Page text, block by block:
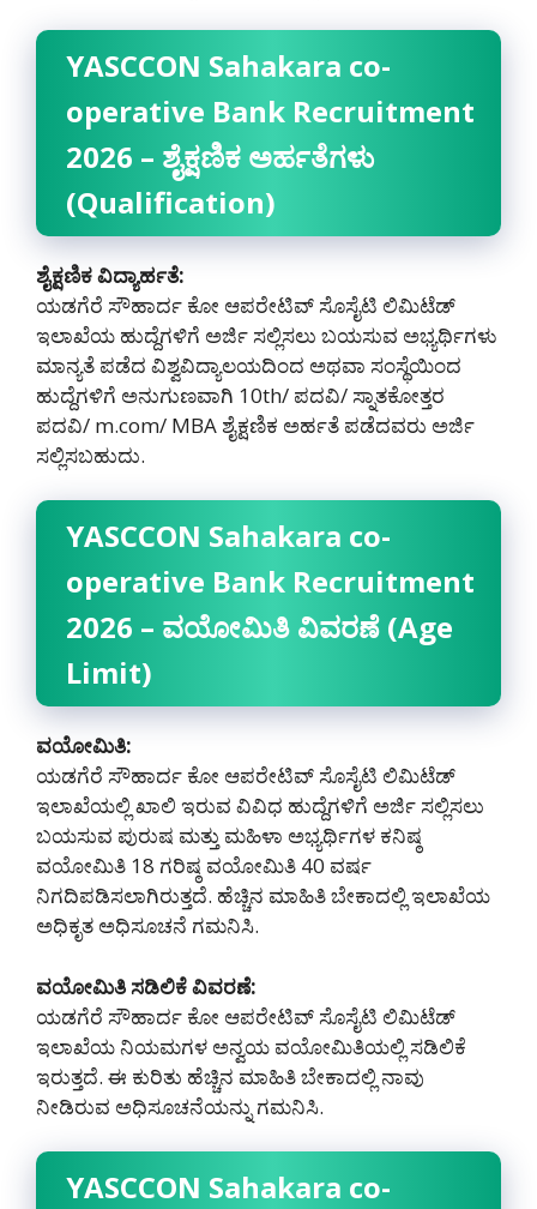
YASCCON Sahakara co-
operative Bank Recruitment
2026 – ಶೈಕ್ಷಣಿಕ ಅರ್ಹತೆಗಳು
(Qualification)
ಶೈಕ್ಷಣಿಕ ವಿದ್ಯಾರ್ಹತೆ:
ಯಡಗೆರೆ ಸೌಹಾರ್ದ ಕೋ ಆಪರೇಟಿವ್ ಸೊಸೈಟಿ ಲಿಮಿಟೆಡ್
ಇಲಾಖೆಯ ಹುದ್ದೆಗಳಿಗೆ ಅರ್ಜಿ ಸಲ್ಲಿಸಲು ಬಯಸುವ ಅಭ್ಯರ್ಥಿಗಳು
ಮಾನ್ಯತೆ ಪಡೆದ ವಿಶ್ವವಿದ್ಯಾಲಯದಿಂದ ಅಥವಾ ಸಂಸ್ಥೆಯಿಂದ
ಹುದ್ದೆಗಳಿಗೆ ಅನುಗುಣವಾಗಿ 10th/ ಪದವಿ/ ಸ್ನಾತಕೋತ್ತರ
ಪದವಿ/ m.com/ MBA ಶೈಕ್ಷಣಿಕ ಅರ್ಹತೆ ಪಡೆದವರು ಅರ್ಜಿ
ಸಲ್ಲಿಸಬಹುದು‌.
YASCCON Sahakara co-
operative Bank Recruitment
2026 – ವಯೋಮಿತಿ ವಿವರಣೆ (Age
Limit)
ವಯೋಮಿತಿ:
ಯಡಗೆರೆ ಸೌಹಾರ್ದ ಕೋ ಆಪರೇಟಿವ್ ಸೊಸೈಟಿ ಲಿಮಿಟೆಡ್
ಇಲಾಖೆಯಲ್ಲಿ ಖಾಲಿ ಇರುವ ವಿವಿಧ ಹುದ್ದೆಗಳಿಗೆ ಅರ್ಜಿ ಸಲ್ಲಿಸಲು
ಬಯಸುವ ಪುರುಷ ಮತ್ತು ಮಹಿಳಾ ಅಭ್ಯರ್ಥಿಗಳ ಕನಿಷ್ಠ
ವಯೋಮಿತಿ 18 ಗರಿಷ್ಠ ವಯೋಮಿತಿ 40 ವರ್ಷ
ನಿಗದಿಪಡಿಸಲಾಗಿರುತ್ತದೆ. ಹೆಚ್ಚಿನ ಮಾಹಿತಿ ಬೇಕಾದಲ್ಲಿ ಇಲಾಖೆಯ
ಅಧಿಕೃತ ಅಧಿಸೂಚನೆ ಗಮನಿಸಿ.
ವಯೋಮಿತಿ ಸಡಿಲಿಕೆ ವಿವರಣೆ:
ಯಡಗೆರೆ ಸೌಹಾರ್ದ ಕೋ ಆಪರೇಟಿವ್ ಸೊಸೈಟಿ ಲಿಮಿಟೆಡ್
ಇಲಾಖೆಯ ನಿಯಮಗಳ ಅನ್ವಯ ವಯೋಮಿತಿಯಲ್ಲಿ ಸಡಿಲಿಕೆ
ಇರುತ್ತದೆ. ಈ ಕುರಿತು ಹೆಚ್ಚಿನ ಮಾಹಿತಿ ಬೇಕಾದಲ್ಲಿ ನಾವು
ನೀಡಿರುವ ಅಧಿಸೂಚನೆಯನ್ನು ಗಮನಿಸಿ.
YASCCON Sahakara co-